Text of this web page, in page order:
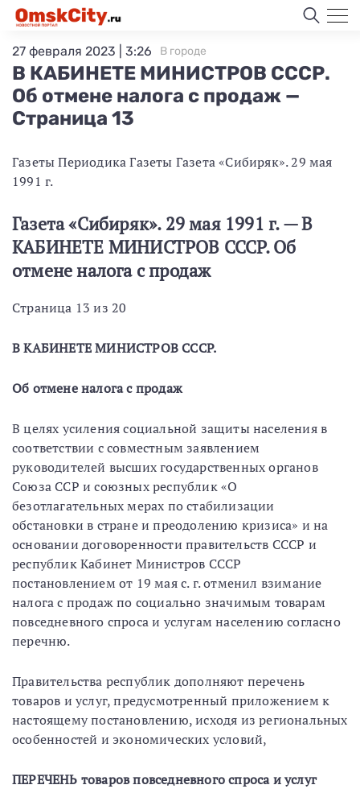
В КАБИНЕТЕ МИНИСТРОВ СССР.
Об отмене налога с продаж —
Страница 13
27 февраля 2023 | 3:26 В городе
Газеты Периодика Газеты Газета «Сибиряк». 29 мая
1991 г.
Газета «Сибиряк». 29 мая 1991 г. — В
КАБИНЕТЕ МИНИСТРОВ СССР. Об
отмене налога с продаж
Страница 13 из 20
В КАБИНЕТЕ МИНИСТРОВ СССР.
Об отмене налога с продаж
В целях усиления социальной защиты населения в
соответствии с совместным заявлением
руководителей высших государственных органов
Союза ССР и союзных республик «О
безотлагательных мерах по стабилизации
обстановки в стране и преодолению кризиса» и на
основании договоренности правительств СССР и
республик Кабинет Министров СССР
постановлением от 19 мая с. г. отменил взимание
налога с продаж по социально значимым товарам
повседневного спроса и услугам населению согласно
перечню.
Правительства республик дополняют перечень
товаров и услуг, предусмотренный приложением к
настоящему постановлению, исходя из региональных
особенностей и экономических условий,
ПЕРЕЧЕНЬ товаров повседневного спроса и услуг